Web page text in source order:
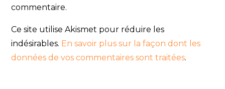
commentaire.
Ce site utilise Akismet pour réduire les
indésirables. En savoir plus sur la façon dont les
données de vos commentaires sont traitées.